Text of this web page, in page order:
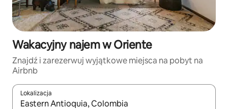
Wakacyjny najem w Oriente
Znajdź i zarezerwuj wyjątkowe miejsca na pobyt na
Airbnb
Lokalizacja
Gdy wyniki będą dostępne, możesz poruszać się po nich za